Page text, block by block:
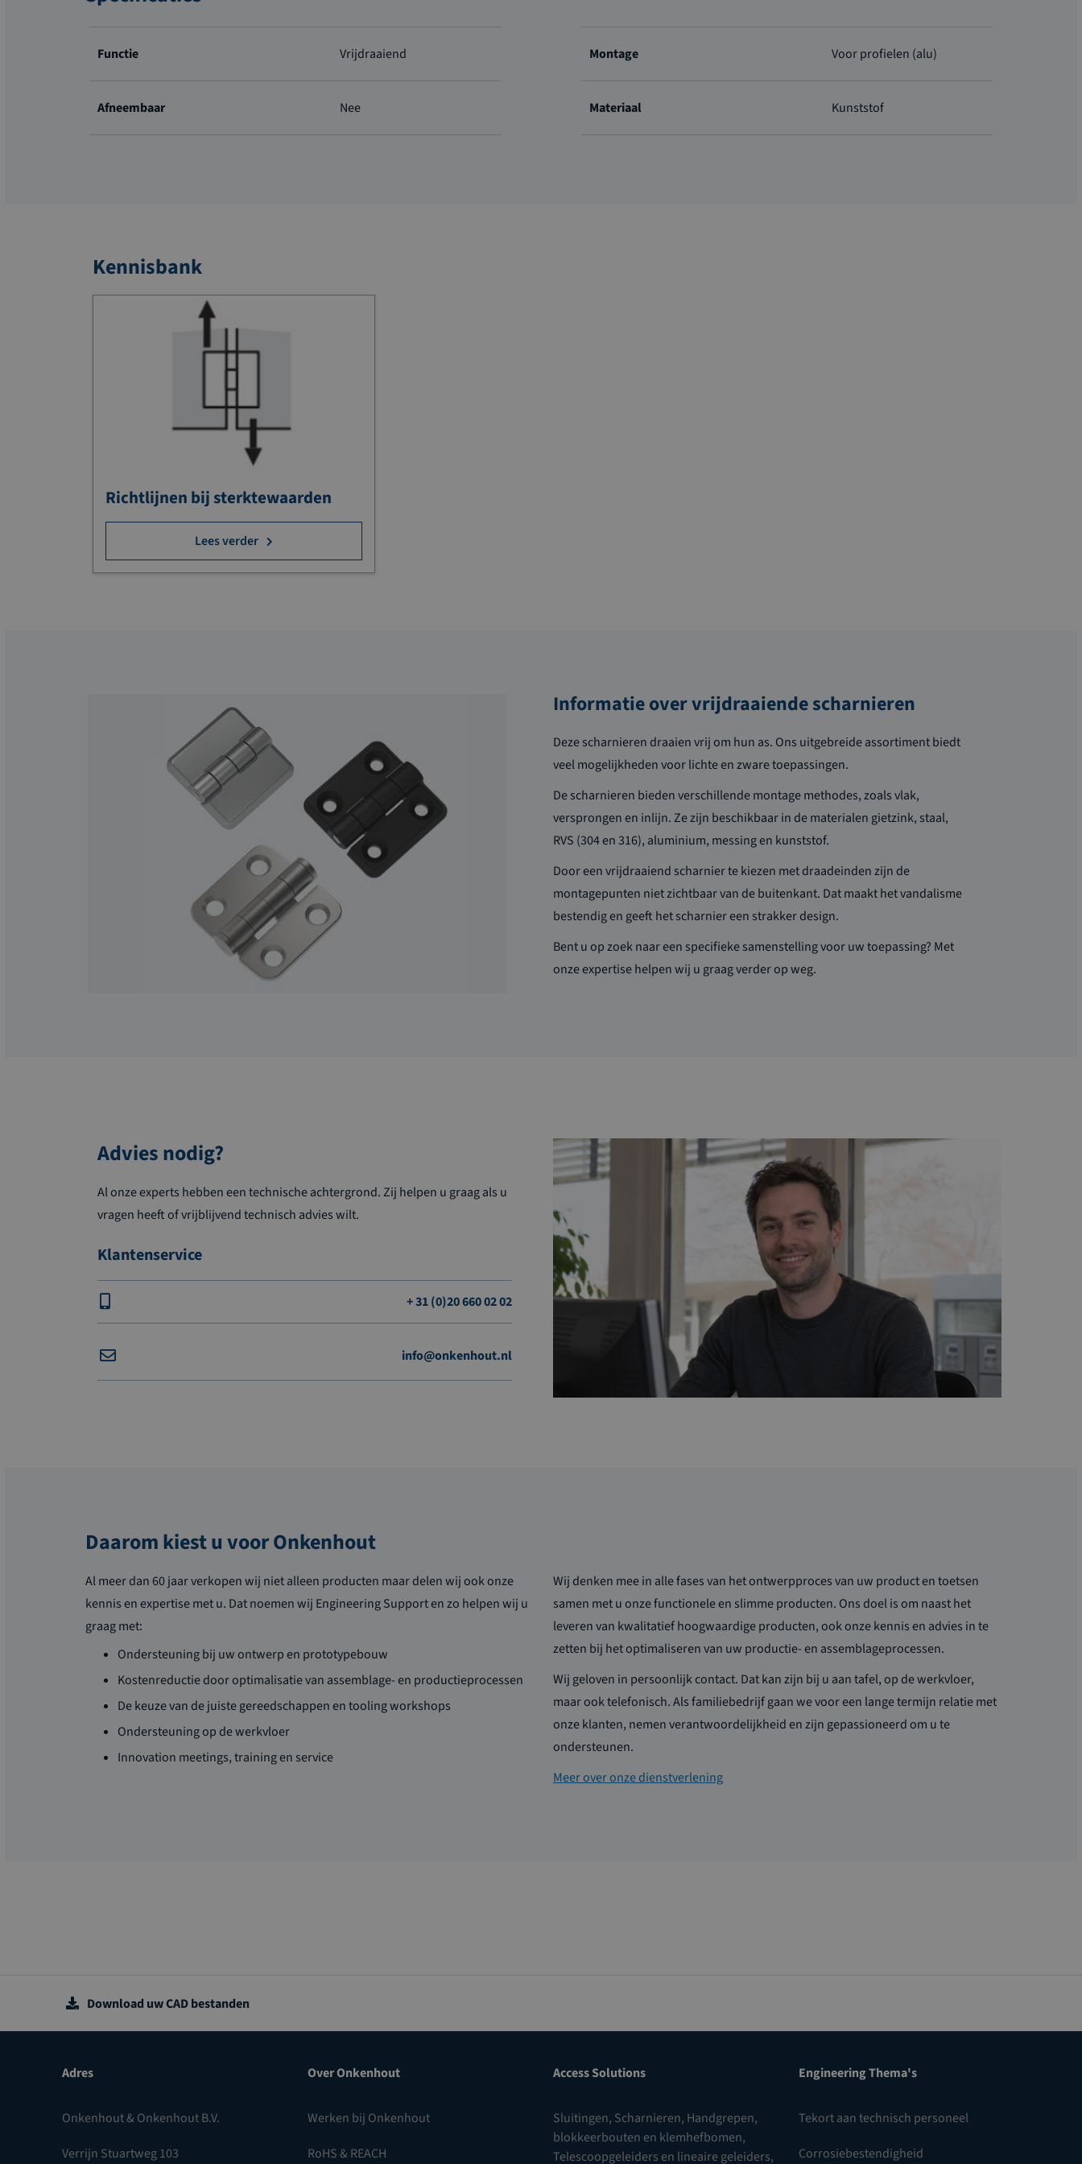
informatie
Functie Vrijdraaiend
Afneembaar Nee
Montage Voor profielen (alu)
Materiaal Kunststof
Kennisbank
Richtlijnen bij sterktewaarden
Lees verder
Informatie over vrijdraaiende scharnieren
Dezescharnieren draaien vrij om hun as. Ons uitgebreide assortiment biedt
veel mogelijkheden voor lichte en zware toepassingen.
De scharnieren bieden verschillende montage methodes, zoals vlak,
versprongen en inlijn.Ze zijn beschikbaarin de materialen gietzink, staal,
RVS (304 en 316), aluminium, messing en kunststof.
Door eenvrijdraaiend scharnier te kiezen met draadeinden zijn de
montagepunten niet zichtbaar van de buitenkant. Dat maakt het vandalisme
bestendig en geeft het scharnier een strakker design.
Bent u op zoek naar een specifieke samenstelling voor uw toepassing? Met
onze expertise helpen wij u graagverder op weg.
Advies nodig?
Al onze experts hebben een technische achtergrond. Zij helpen u graag als u
vragen heeft of vrijblijvend technisch advies wilt.
Klantenservice
+ 31 (0)20 660 02 02
info@onkenhout.nl
Daarom kiest u voor Onkenhout
Al meer dan 60 jaar verkopen wij niet alleen producten maar delen wij ook onze
kennis en expertise met u. Dat noemen wij Engineering Support en zo helpen wij u
graag met:
Ondersteuning bij uw ontwerp en prototypebouw
Kostenreductie door optimalisatie van assemblage- en productieprocessen
De keuze van de juiste gereedschappen en tooling workshops
Ondersteuning op de werkvloer
Innovation meetings, training en service
Wij denken mee in alle fases van het ontwerpproces van uw product en toetsen
samen met u onze functionele en slimme producten. Ons doel is om naast het
leveren van kwalitatief hoogwaardige producten, ook onze kennis en advies in te
zetten bij het optimaliseren van uw productie- en assemblageprocessen.
Wij geloven in persoonlijk contact. Dat kan zijn bij u aan tafel, op de werkvloer,
maar ook telefonisch. Als familiebedrijf gaan we voor een lange termijn relatie met
onze klanten, nemen verantwoordelijkheid en zijn gepassioneerd om u te
ondersteunen.
Meer over onze dienstverlening
Download uw CAD bestanden
Adres
Onkenhout & Onkenhout B.V.
Verrijn Stuartweg 103
Over Onkenhout
Werken bij Onkenhout
RoHS & REACH
Access Solutions
Sluitingen, Scharnieren, Handgrepen,
blokkeerbouten en klemhefbomen,
Telescoopgeleiders en lineaire geleiders,
Engineering Thema's
Tekort aan technisch personeel
Corrosiebestendigheid